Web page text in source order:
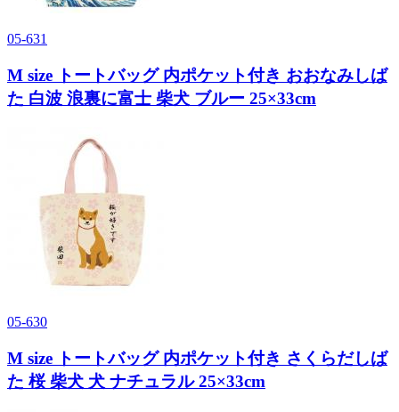
05-631
M size トートバッグ 内ポケット付き おおなみしば
た 白波 浪裏に富士 柴犬 ブルー 25×33cm
05-630
M size トートバッグ 内ポケット付き さくらだしば
た 桜 柴犬 犬 ナチュラル 25×33cm